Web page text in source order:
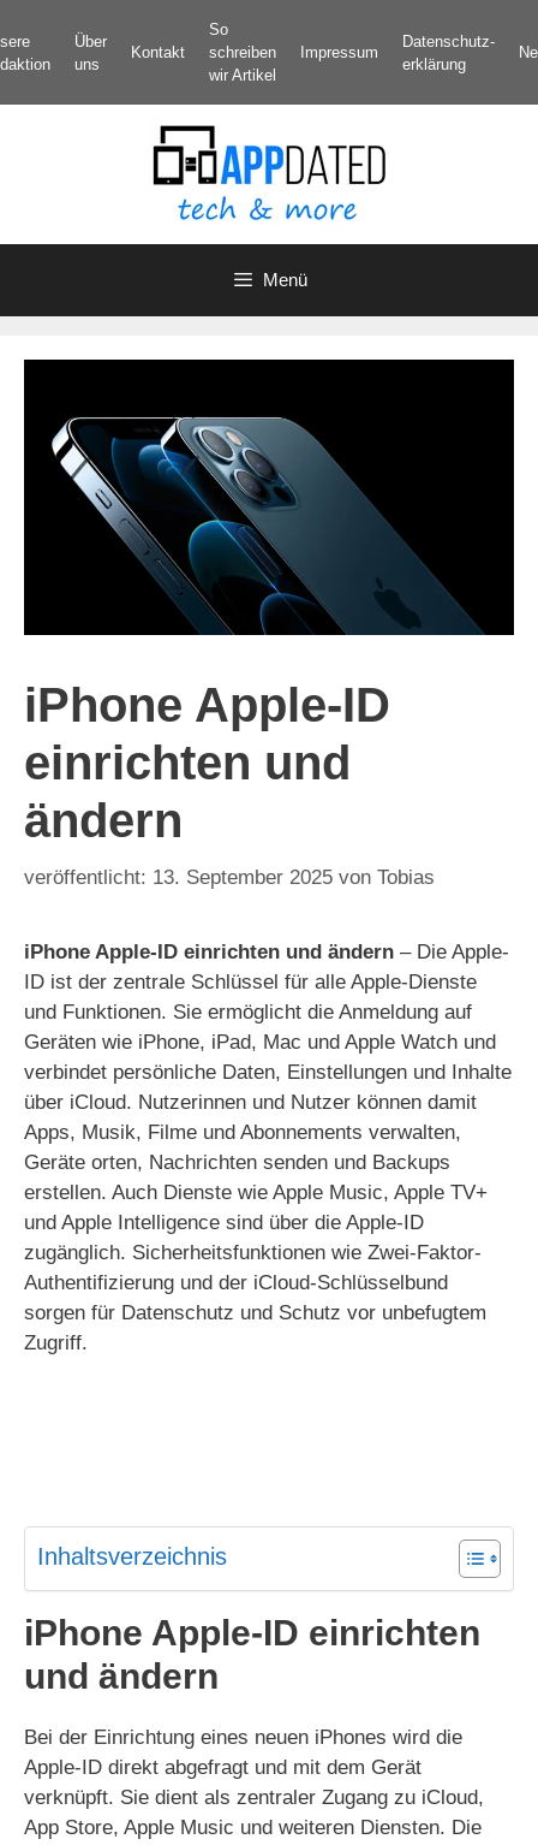
Inhalt
springen
Über
uns
Kontakt
So
schreiben
wir Artikel
Impressum
Datenschutz­
erklärung
Menü
iPhone Apple-ID
einrichten und
ändern
13. September 2025 von Tobias
iPhone Apple-ID einrichten und ändern – Die Apple-
ID ist der zentrale Schlüssel für alle Apple-Dienste
und Funktionen. Sie ermöglicht die Anmeldung auf
Geräten wie iPhone, iPad, Mac und Apple Watch und
verbindet persönliche Daten, Einstellungen und Inhalte
über iCloud. Nutzerinnen und Nutzer können damit
Apps, Musik, Filme und Abonnements verwalten,
Geräte orten, Nachrichten senden und Backups
erstellen. Auch Dienste wie Apple Music, Apple TV+
und Apple Intelligence sind über die Apple-ID
zugänglich. Sicherheitsfunktionen wie Zwei-Faktor-
Authentifizierung und der iCloud-Schlüsselbund
sorgen für Datenschutz und Schutz vor unbefugtem
Zugriff.
Inhaltsverzeichnis
iPhone Apple-ID einrichten
und ändern
Bei der Einrichtung eines neuen iPhones wird die
Apple-ID direkt abgefragt und mit dem Gerät
verknüpft. Sie dient als zentraler Zugang zu iCloud,
App Store, Apple Music und weiteren Diensten. Die